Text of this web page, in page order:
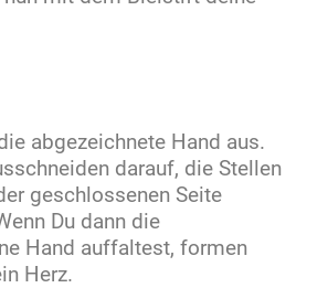
abgezeichnete Hand aus.
darauf, die Stellen
geschlossenen Seite
Du dann die
Hand auffaltest, formen
Herz.